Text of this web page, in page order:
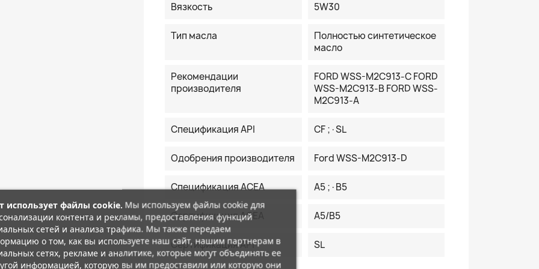
Вязкость 5W30
Тип масла
Полностью синтетическое
масло
Рекомендации
производителя
FORD WSS-M2C913-C FORD
WSS-M2C913-B FORD WSS-
M2C913-A
Спецификация API CF ;·SL
Одобрения производителя Ford WSS-M2C913-D
Спецификация ACEA A5 ;·B5
Сертификация ACEA A5/B5
Сертификация API SL
использует файлы cookie. Мы используем файлы cookie для
контента и рекламы, предоставления функций
сетей и анализа трафика. Мы также передаем
о том, как вы используете наш сайт, нашим партнерам в
сетях, рекламе и аналитике, которые могут объединять ее
информацией, которую вы им предоставили или которую они